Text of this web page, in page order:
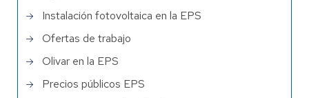
Instalación fotovoltaica en la EPS
Ofertas de trabajo
Olivar en la EPS
Precios públicos EPS